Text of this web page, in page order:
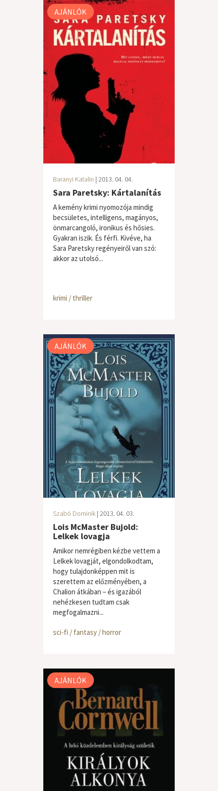
AJÁNLÓK
Baranyi Katalin | 2013. 04. 04.
Sara Paretsky: Kártalanítás
A kemény krimi nyomozója mindig
becsületes, intelligens, magányos,
önmarcangoló, ironikus és hősies.
Gyakran iszik. És férfi. Kivéve, ha
Sara Paretsky regényeiről van szó:
akkor az utolsó...
krimi / thriller
AJÁNLÓK
Szabó Dominik | 2013. 04. 03.
Lois McMaster Bujold:
Lelkek lovagja
Amikor nemrégiben kézbe vettem a
Lelkek lovagját, elgondolkodtam,
hogy tulajdonképpen mit is
szerettem az előzményében, a
Chalion átkában – és igazából
nehézkesen tudtam csak
megfogalmazni...
sci-fi / fantasy / horror
AJÁNLÓK